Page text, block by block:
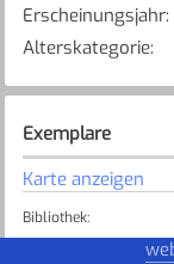
Erscheinungsjahr:
Alterskategorie:
Exemplare
Karte anzeigen
Bibliothek: